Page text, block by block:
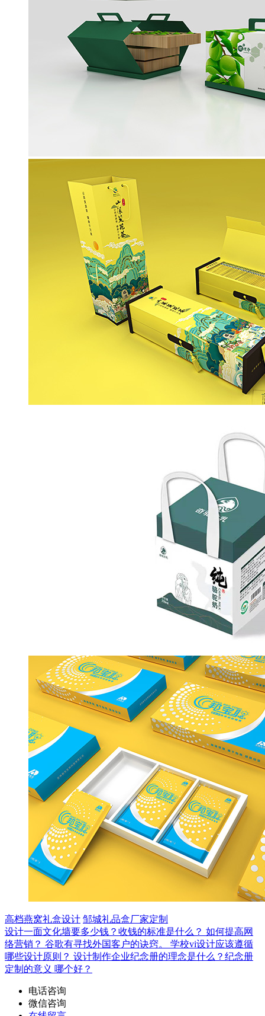
高档燕窝礼盒设计 邹城礼品盒厂家定制
设计一面文化墙要多少钱？收钱的标准是什么？ 如何提高网
络营销？ 谷歌有寻找外国客户的诀窍。 学校vi设计应该遵循
哪些设计原则？ 设计制作企业纪念册的理念是什么？纪念册
定制的意义 哪个好？
电话咨询
微信咨询